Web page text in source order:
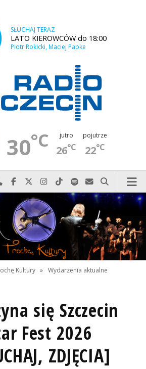
SŁUCHAJ TERAZ
LATO KIEROWCÓW do 18:00
Piotr Rokicki, Maciej Papke
30°C jutro
26°C
pojutrze
22°C
Najlepiej po prostu do nas zadzwoń
Odwiedź nas na Facebook-u
Odwiedź nas na X
Odwiedź nas na Instagram-ie
Odwiedź nas na TikTok-u
Szukaj nas na Spotify
Wyślij do nas
Szukaj
Kultury » Wydarzenia aktualne
się Szczecin
Fest 2026
ZDJĘCIA]